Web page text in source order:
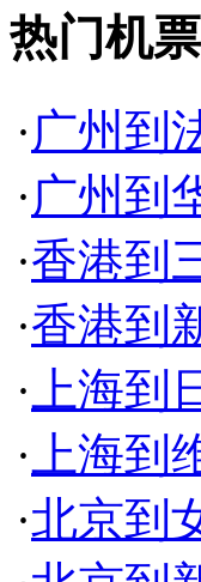
热门机票
·广州到
·广州到
·香港到
·香港到
· 上海到
· 上海到
·北京到